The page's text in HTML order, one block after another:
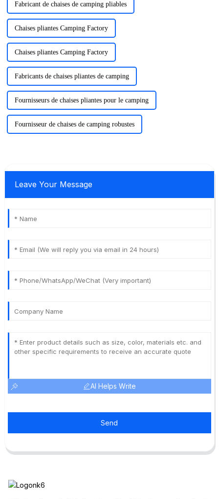
Fabricant de chaises de camping pliables
Chaises pliantes Camping Factory
Chaises pliantes Camping Factory
Fabricants de chaises pliantes de camping
Fournisseurs de chaises pliantes pour le camping
Fournisseur de chaises de camping robustes
Leave Your Message
AI Helps Write
Send